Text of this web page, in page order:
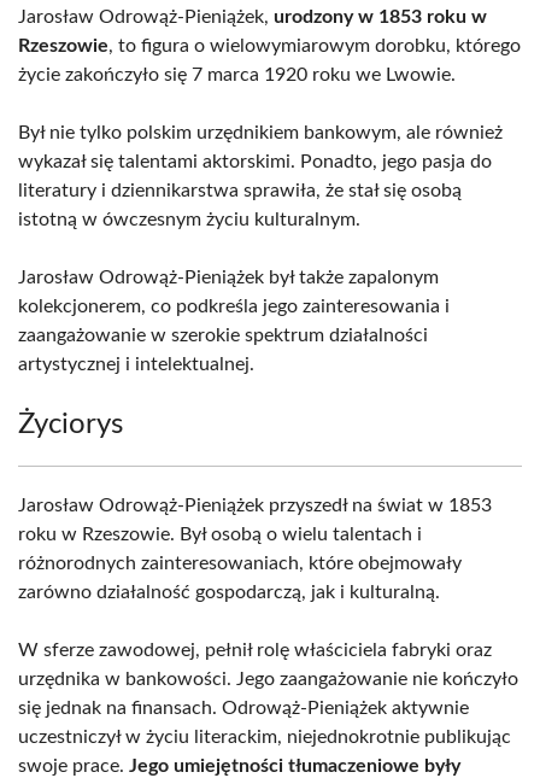
Jarosław Odrowąż-Pieniążek, urodzony w 1853 roku w
Rzeszowie, to figura o wielowymiarowym dorobku, którego
życie zakończyło się 7 marca 1920 roku we Lwowie.
Był nie tylko polskim urzędnikiem bankowym, ale również
wykazał się talentami aktorskimi. Ponadto, jego pasja do
literatury i dziennikarstwa sprawiła, że stał się osobą
istotną w ówczesnym życiu kulturalnym.
Jarosław Odrowąż-Pieniążek był także zapalonym
kolekcjonerem, co podkreśla jego zainteresowania i
zaangażowanie w szerokie spektrum działalności
artystycznej i intelektualnej.
Życiorys
Jarosław Odrowąż-Pieniążek przyszedł na świat w 1853
roku w Rzeszowie. Był osobą o wielu talentach i
różnorodnych zainteresowaniach, które obejmowały
zarówno działalność gospodarczą, jak i kulturalną.
W sferze zawodowej, pełnił rolę właściciela fabryki oraz
urzędnika w bankowości. Jego zaangażowanie nie kończyło
się jednak na finansach. Odrowąż-Pieniążek aktywnie
uczestniczył w życiu literackim, niejednokrotnie publikując
swoje prace. Jego umiejętności tłumaczeniowe były